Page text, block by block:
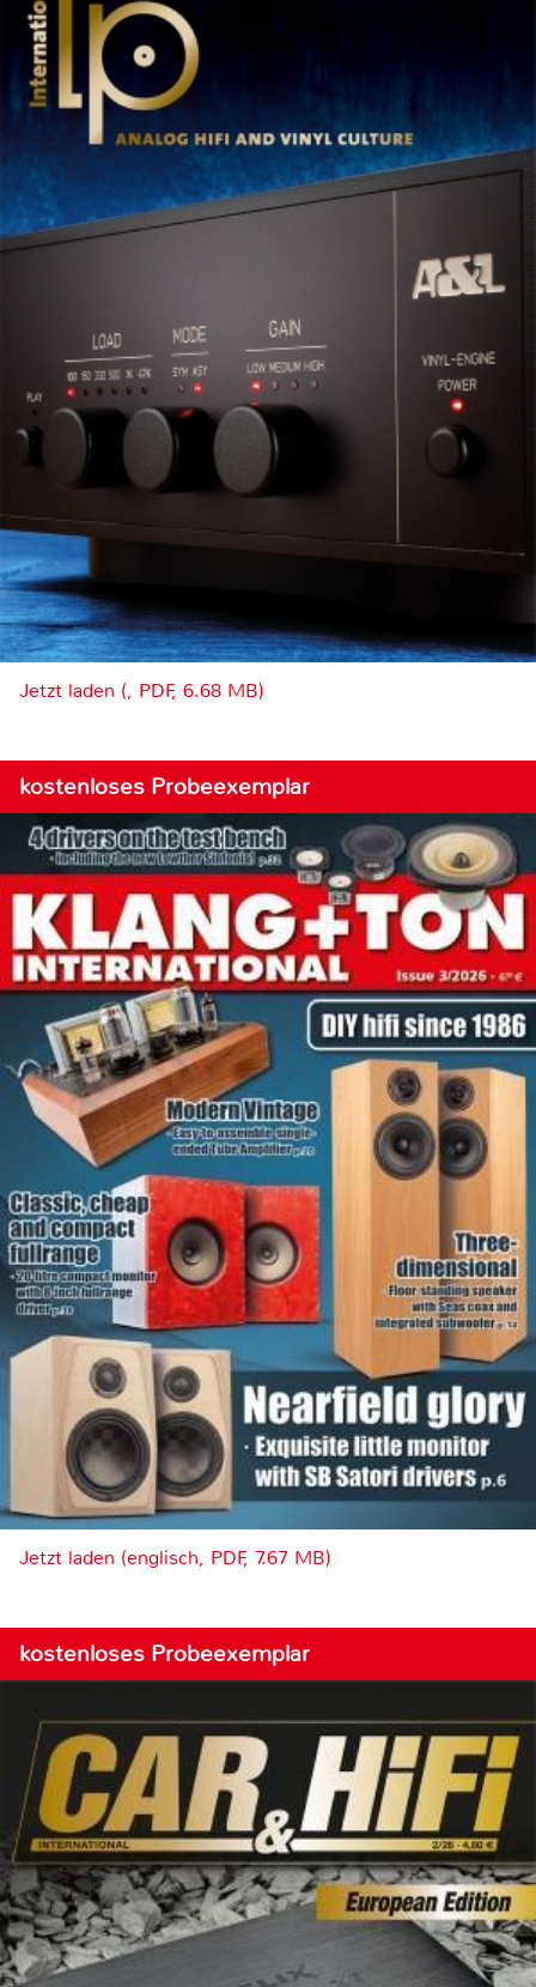
Jetzt laden (, PDF, 6.68 MB)
kostenloses Probeexemplar
Jetzt laden (englisch, PDF, 7.67 MB)
kostenloses Probeexemplar